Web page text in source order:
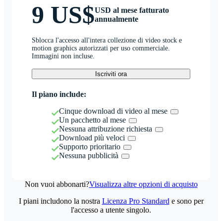
9 US$USD al mese fatturato
annualmente
Sblocca l'accesso all'intera collezione di video stock e
motion graphics autorizzati per uso commerciale.
Immagini non incluse.
Iscriviti ora
Il piano include:
Cinque download di video al mese
Un pacchetto al mese
Nessuna attribuzione richiesta
Download più veloci
Supporto prioritario
Nessuna pubblicità
Non vuoi abbonarti?Visualizza altre opzioni di acquisto
I piani includono la nostra Licenza Pro Standard e sono per
l'accesso a utente singolo.